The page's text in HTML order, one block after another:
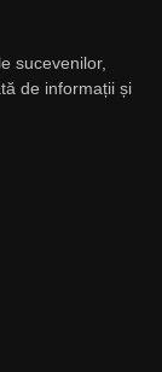
sucevenilor,
de informații și